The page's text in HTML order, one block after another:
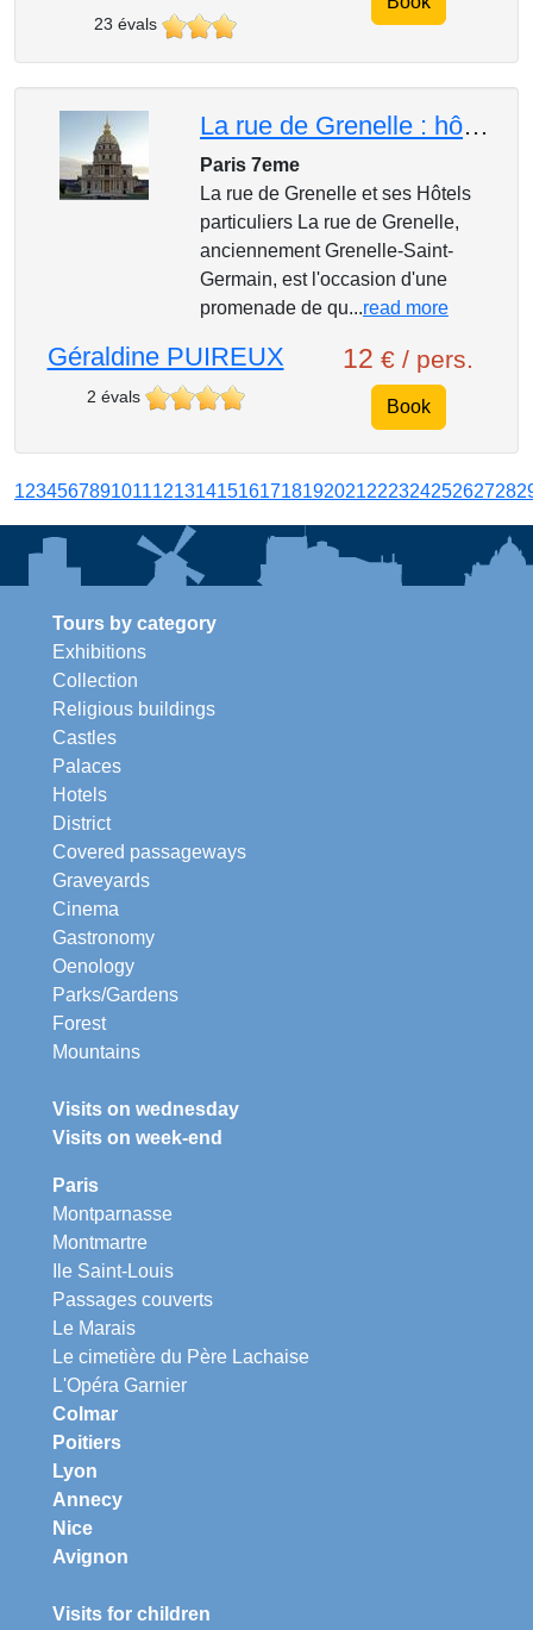
23 évals
La rue de Grenelle : hôtels particuliers, ambassades et ministères
Paris 7eme
La rue de Grenelle et ses Hôtels
particuliers La rue de Grenelle,
anciennement Grenelle-Saint-
Germain, est l'occasion d'une
promenade de qu...read more
Géraldine PUIREUX
2 évals
12 € / pers.
Book
12345678910111213141516171819202122232425262728
Tours by category
Exhibitions
Collection
Religious buildings
Castles
Palaces
Hotels
District
Covered passageways
Graveyards
Cinema
Gastronomy
Oenology
Parks/Gardens
Forest
Mountains
Visits on wednesday
Visits on week-end
Paris
Montparnasse
Montmartre
Ile Saint-Louis
Passages couverts
Le Marais
Le cimetière du Père Lachaise
L'Opéra Garnier
Colmar
Poitiers
Lyon
Annecy
Nice
Avignon
Visits for children